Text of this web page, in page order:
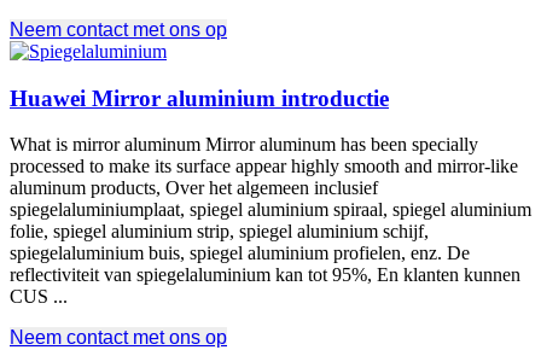
Neem contact met ons op
Huawei Mirror aluminium introductie
What is mirror aluminum Mirror aluminum has been specially
processed to make its surface appear highly smooth and mirror-like
aluminum products, Over het algemeen inclusief
spiegelaluminiumplaat, spiegel aluminium spiraal, spiegel aluminium
folie, spiegel aluminium strip, spiegel aluminium schijf,
spiegelaluminium buis, spiegel aluminium profielen, enz. De
reflectiviteit van spiegelaluminium kan tot 95%, En klanten kunnen
CUS ...
Neem contact met ons op